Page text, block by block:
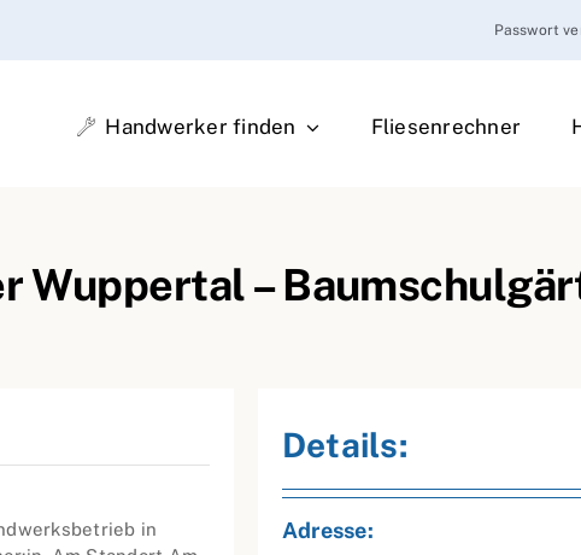
Passwort
Handwerker finden Fliesenrechner
Wuppertal –
in
Details:
Adresse: